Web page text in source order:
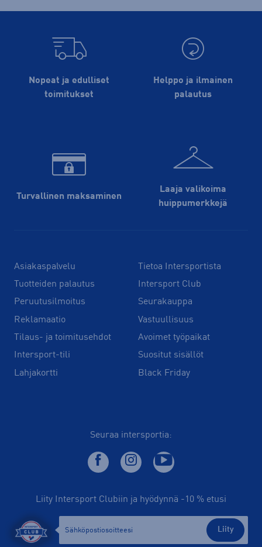
Nopeat ja edulliset
toimitukset
Helppo ja ilmainen
palautus
Turvallinen maksaminen
Laaja valikoima
huippu­merkkejä
Asiakaspalvelu
Tuotteiden palautus
Peruutusilmoitus
Reklamaatio
Tilaus- ja toimitusehdot
Intersport-tili
Lahjakortti
Tietoa Intersportista
Intersport Club
Seurakauppa
Vastuullisuus
Avoimet työpaikat
Suositut sisällöt
Black Friday
Seuraa intersportia:
Liity Intersport Clubiin ja hyödynnä -10 % etusi
Liity